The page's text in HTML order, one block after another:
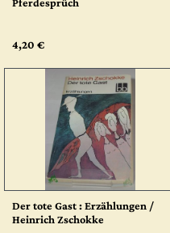
4,20 €
Der tote Gast : Erzählungen /
Heinrich Zschokke